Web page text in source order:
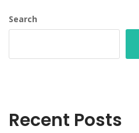
Search
Recent Posts